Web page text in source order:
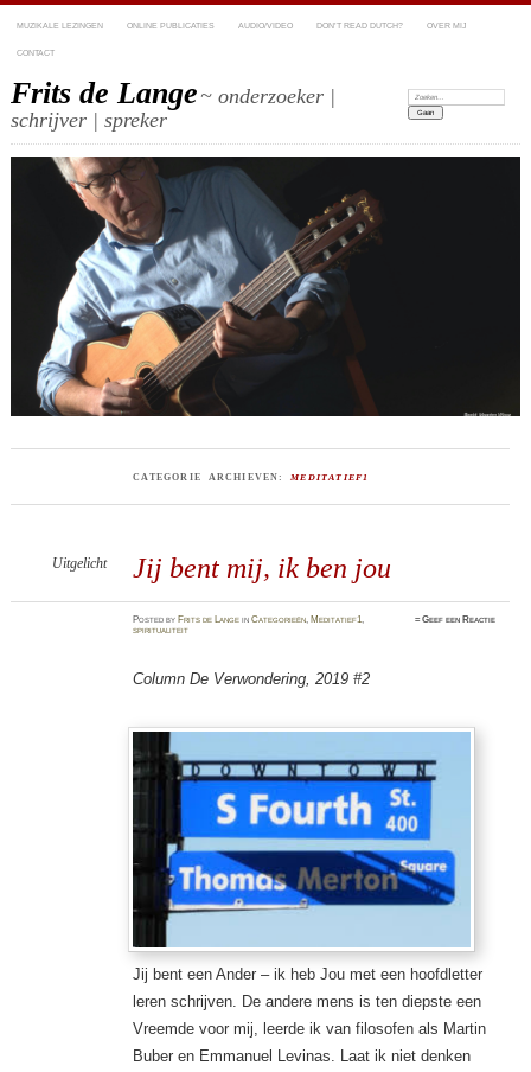
MUZIKALE LEZINGEN ONLINE PUBLICATIES AUDIO/VIDEO DON’T READ DUTCH? OVER MIJ
CONTACT
Frits de Lange~ onderzoeker |
schrijver | spreker
Zoeken:
CATEGORIE ARCHIEVEN:MEDITATIEF1
Jij bent mij, ik ben jou
Uitgelicht
PostedbyFrits de Lange inCategorieën ,Meditatief1
spiritualiteit
≈Geef een Reactie
Column De Verwondering, 2019 #2
Jij bent een Ander – ik heb Jou met een hoofdletter
leren schrijven. De andere mens is ten diepste een
Vreemde voor mij, leerde ik van filosofen als Martin
Buber en Emmanuel Levinas. Laat ik niet denken